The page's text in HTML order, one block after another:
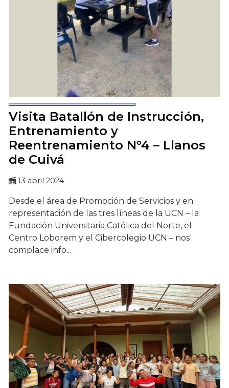
Visita Batallón de Instrucción,
Entrenamiento y
Reentrenamiento N°4 – Llanos
de Cuivá
13 abril 2024
Desde el área de Promoción de Servicios y en
representación de las tres líneas de la UCN – la
Fundación Universitaria Católica del Norte, el
Centro Loborem y el Cibercolegio UCN – nos
complace info...